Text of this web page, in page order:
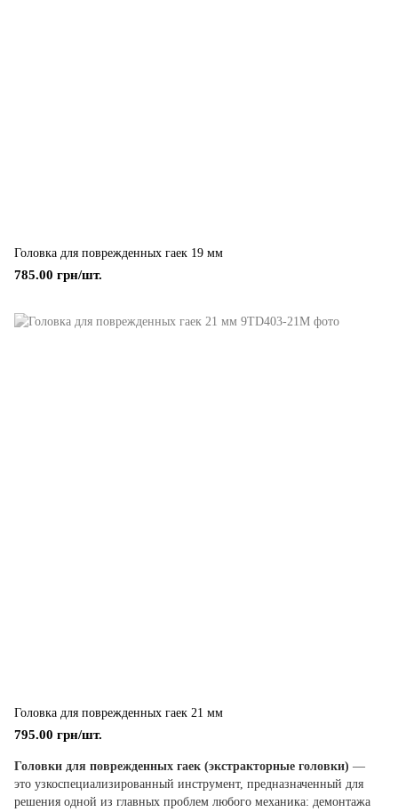
Головка для поврежденных гаек 19 мм
785.00 грн/шт.
Головка для поврежденных гаек 21 мм
795.00 грн/шт.
Головки для поврежденных гаек (экстракторные головки) —
это узкоспециализированный инструмент, предназначенный для
решения одной из главных проблем любого механика: демонтажа